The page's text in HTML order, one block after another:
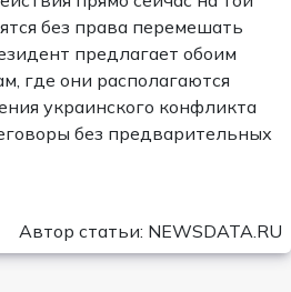
без права перемешать
предлагает обоим
где они располагаются
украинского конфликта
без предварительных
Автор статьи: NEWSDATA.RU